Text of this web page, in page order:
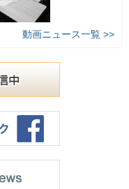
動画ニュース一覧 >>